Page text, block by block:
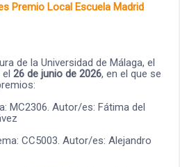
Premio Local Escuela Madrid
de la Universidad de Málaga, el
el26 de junio de 2026, en el que se
MC2306. Autor/es: Fátima del
CC5003. Autor/es: Alejandro